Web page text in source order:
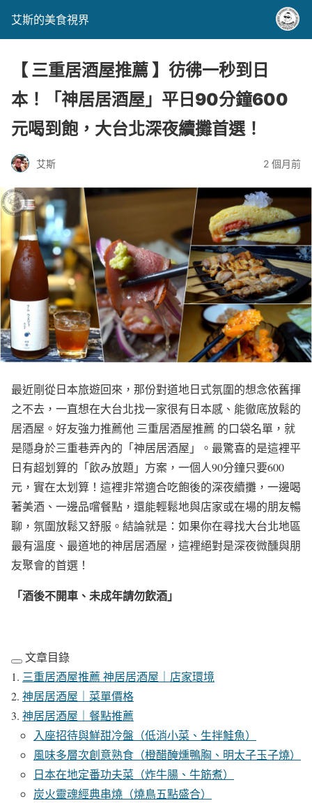
艾斯的美食視界
【 三重居酒屋推薦 】彷彿一秒到日
本！「神居居酒屋」平日90分鐘600
元喝到飽，大台北深夜續攤首選！
艾斯 2 個月前
最近剛從日本旅遊回來，那份對道地日式氛圍的想念依舊揮
之不去，一直想在大台北找一家很有日本感、能徹底放鬆的
居酒屋。好友強力推薦他 三重居酒屋推薦 的口袋名單，就
是隱身於三重巷弄內的「神居居酒屋」。最驚喜的是這裡平
日有超划算的「飲み放題」方案，一個人90分鐘只要600
元，實在太划算！這裡非常適合吃飽後的深夜續攤，一邊喝
著美酒、一邊品嚐餐點，還能輕鬆地與店家或在場的朋友暢
聊，氛圍放鬆又舒服。結論就是：如果你在尋找大台北地區
最有溫度、最道地的神居居酒屋，這裡絕對是深夜微醺與朋
友聚會的首選！
「酒後不開車、未成年請勿飲酒」
文章目錄
三重居酒屋推薦 神居居酒屋｜店家環境
神居居酒屋｜菜單價格
神居居酒屋｜餐點推薦
入座招待與鮮甜冷盤（低消小菜、生拌鮭魚）
風味多層次創意熟食（橙醋醃燻鴨胸、明太子玉子燒）
日本在地定番功夫菜（炸牛腸、牛筋煮）
炭火靈魂經典串燒（燒鳥五點盛合）